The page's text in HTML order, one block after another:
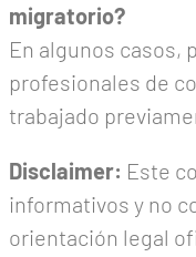
migratorio?
En algunos casos,
profesionales de
trabajado
Disclaimer: Este
informativos y no
orientación legal